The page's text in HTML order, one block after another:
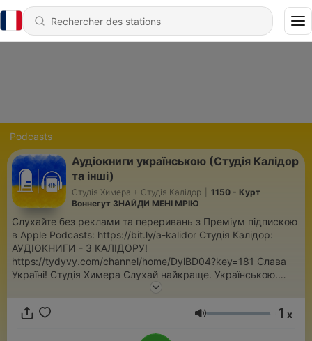
Podcasts
Аудіокниги українською (Студія Калідор
та інші)
Студія Химера + Студія Калідор
1150 - Курт
Воннегут ЗНАЙДИ МЕНІ МРІЮ
Слухайте без реклами та переривань з Преміум підпискою
в Apple Podcasts: https://bit.ly/a-kalidor Студія Калідор:
АУДІОКНИГИ - З КАЛІДОРУ!
https://tydyvy.com/channel/home/DylBD04?key=181 Слава
Україні! Студія Химера Слухай найкраще. Українською.
Світові бестселери, класика, фантастика, детективи та
професійним озвученням від найкращих студій і найкращих
Volume 1 x